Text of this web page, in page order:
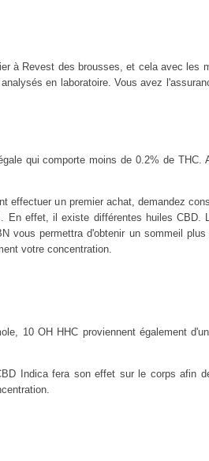
à Revest des brousses, et cela avec les
en laboratoire. Vous avez
qui comporte moins de 0.2% de
effectuer un premier achat, demandez
effet, il existe différentes huiles
vous permettra d'obtenir un sommeil
votre concentration.
10 OH HHC proviennent également
Indica fera son effet sur le corps afin